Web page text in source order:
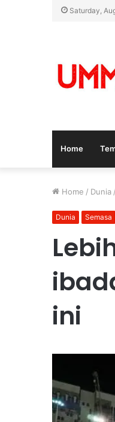
Saturday,
Home
Home / Dunia /
Dunia Semasa
ini